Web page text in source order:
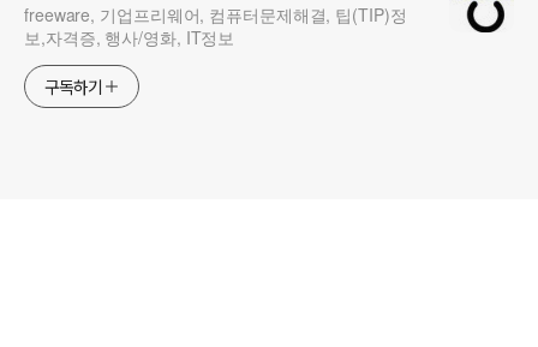
freeware, 기업프리웨어, 컴퓨터문제해결, 팁(TIP)정
보,자격증, 행사/영화, IT정보
구독하기